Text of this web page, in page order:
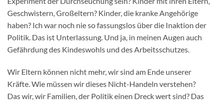
Geschwistern, Großeltern? Kinder, die kranke Angehörige
haben? Ich war noch nie so fassungslos über die Inaktion der
Politik. Das ist Unterlassung. Und ja, in meinen Augen auch
Gefährdung des Kindeswohls und des Arbeitsschutzes.
Wir Eltern können nicht mehr, wir sind am Ende unserer
Kräfte. Wie müssen wir dieses Nicht-Handeln verstehen?
Das wir, wir Familien, der Politik einen Dreck wert sind? Das